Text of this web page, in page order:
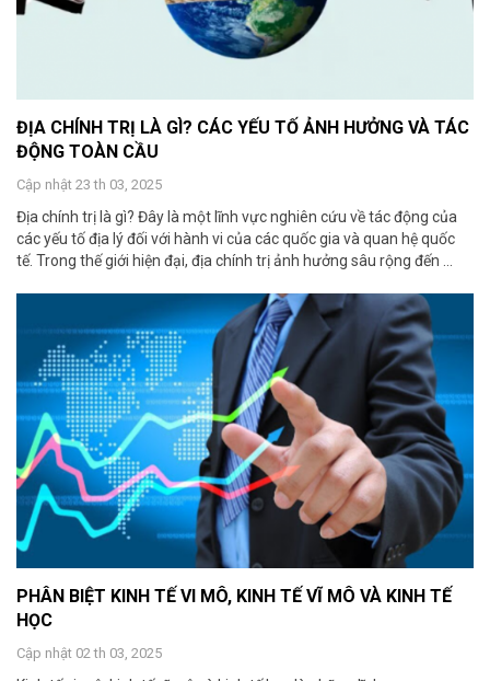
ĐỊA CHÍNH TRỊ LÀ GÌ? CÁC YẾU TỐ ẢNH HƯỞNG VÀ TÁC
ĐỘNG TOÀN CẦU
Cập nhật 23 th 03, 2025
Địa chính trị là gì? Đây là một lĩnh vực nghiên cứu về tác động của
các yếu tố địa lý đối với hành vi của các quốc gia và quan hệ quốc
tế. Trong thế giới hiện đại, địa chính trị ảnh hưởng sâu rộng đến ...
PHÂN BIỆT KINH TẾ VI MÔ, KINH TẾ VĨ MÔ VÀ KINH TẾ
HỌC
Cập nhật 02 th 03, 2025